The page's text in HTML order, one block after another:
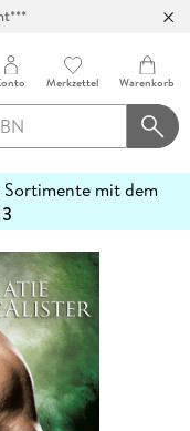
Merkzettel Warenkorb
mit dem